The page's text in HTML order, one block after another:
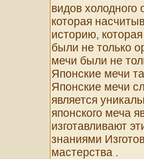
видов
которая
историю,
были не только
мечи были не
Японские мечи
Японские мечи
является
японского меча
изготавливают
знаниями
мастерства .